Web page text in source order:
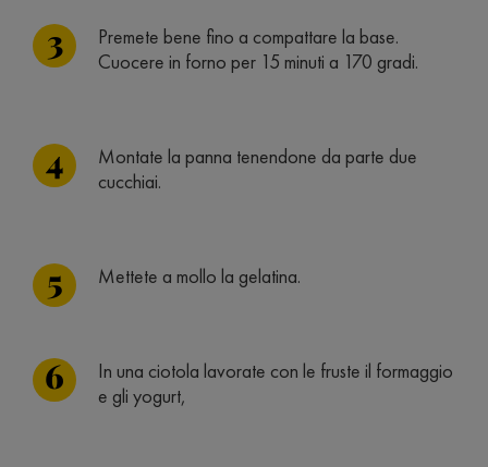
Premete bene fino a compattare la base.
Cuocere in forno per 15 minuti a 170 gradi.
Montate la panna tenendone da parte due
cucchiai.
Mettete a mollo la gelatina.
In una ciotola lavorate con le fruste il formaggio
e gli yogurt,